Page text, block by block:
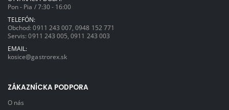
Pon - Pia / 7:30 - 16:00
TELEFÓN:
Obchod:0911 243 007 ,0948 152 771
Servis:0911 243 005 ,0911 243 003
EMAIL:
kosice@gastrorex.sk
ZÁKAZNÍCKA PODPORA
O nás